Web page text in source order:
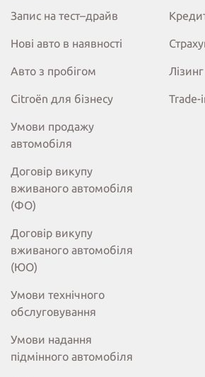
Запис на тест–драйв
Нові авто в наявності
Авто з пробігом
Citroёn для бізнесу
Умови продажу
автомобіля
Договір викупу
вживаного автомобіля
(ФО)
Договір викупу
вживаного автомобіля
(ЮО)
Умови технічного
обслуговування
Умови надання
підмінного автомобіля
Лізинг
Trade-